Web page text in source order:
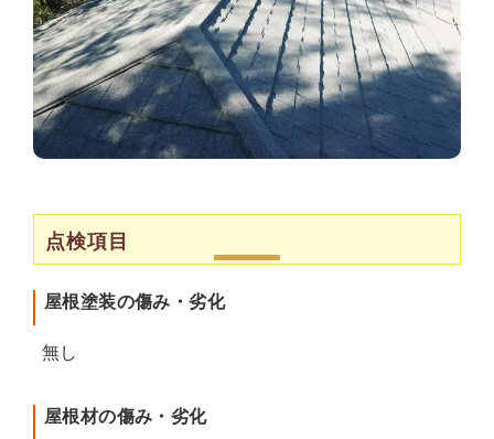
点検項目
屋根塗装の傷み・劣化
無し
屋根材の傷み・劣化